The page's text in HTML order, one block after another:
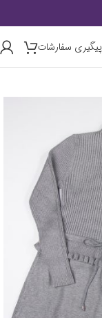
پیگیری سفارشات